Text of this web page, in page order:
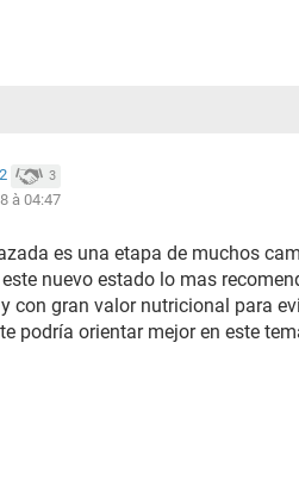
3
à 04:47
es una etapa de muchos
nuevo estado lo mas
con gran valor nutricional para
podría orientar mejor en este